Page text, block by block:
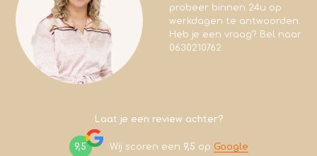
probeer binnen 24u op
werkdagen te antwoorden.
Heb je een vraag? Bel naar
0630210762
Laat je een review achter?
9,5 Wij scoren een 9,5 op Google